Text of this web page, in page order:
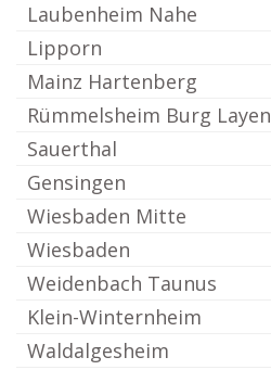
Laubenheim Nahe
Lipporn
Mainz Hartenberg
Rümmelsheim Burg Layen
Sauerthal
Gensingen
Wiesbaden Mitte
Wiesbaden
Weidenbach Taunus
Klein-Winternheim
Waldalgesheim